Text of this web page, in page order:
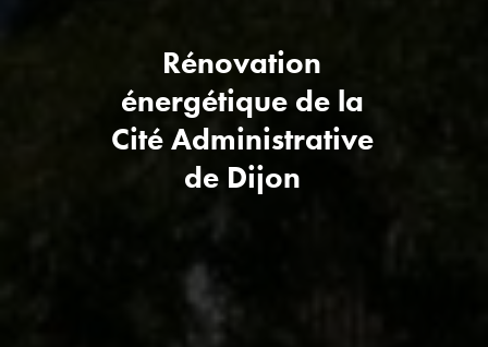
Rénovation
énergétique de la
Cité Administrative
de Dijon